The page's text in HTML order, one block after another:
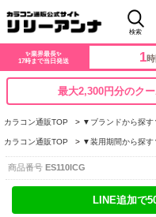
検索
✨業界最長✨
17時まで当日発送
1
最大2,300円分のク
カラコン通販TOP ▼ブランドから探
カラコン通販TOP ▼装用期間から探
商品番号 ES110ICG
LINE追加で